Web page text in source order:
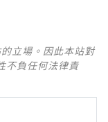
立場。因此本站對
不負任何法律責